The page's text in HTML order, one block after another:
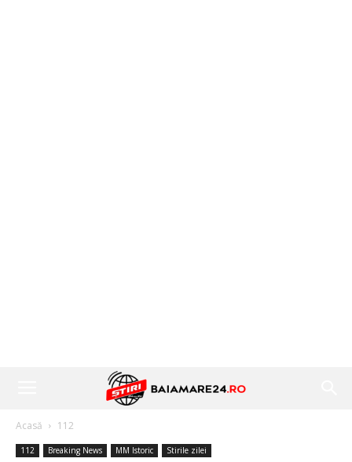
Acasă 112
112 Breaking News MM Istoric Stirile zilei